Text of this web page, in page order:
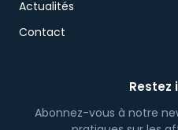
Actualités
Contact
Restez
Abonnez-vous à notre